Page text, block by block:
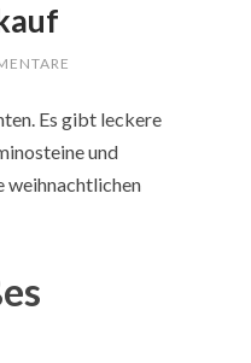
Es gibt leckere
und
weihnachtlichen